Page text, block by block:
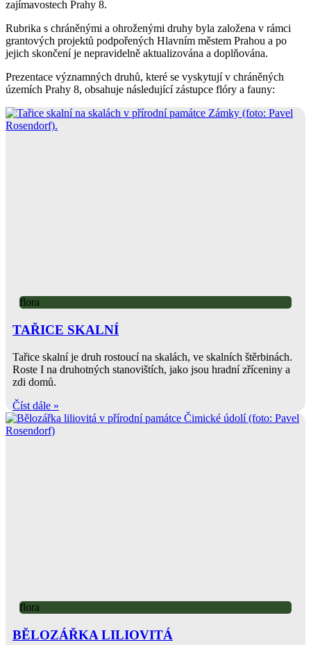
zajímavostech Prahy 8.
Rubrika s chráněnými a ohroženými druhy byla založena v rámci
grantových projektů podpořených Hlavním městem Prahou a po
jejich skončení je nepravidelně aktualizována a doplňována.
Prezentace významných druhů, které se vyskytují v chráněných
územích Prahy 8, obsahuje následující zástupce flóry a fauny:
flora
TAŘICE SKALNÍ
Tařice skalní je druh rostoucí na skalách, ve skalních štěrbinách.
Roste I na druhotných stanovištích, jako jsou hradní zříceniny a
zdi domů.
Číst dále »
flora
BĚLOZÁŘKA LILIOVITÁ